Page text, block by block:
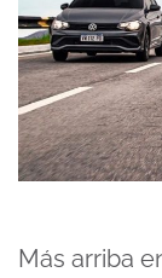
Más arriba